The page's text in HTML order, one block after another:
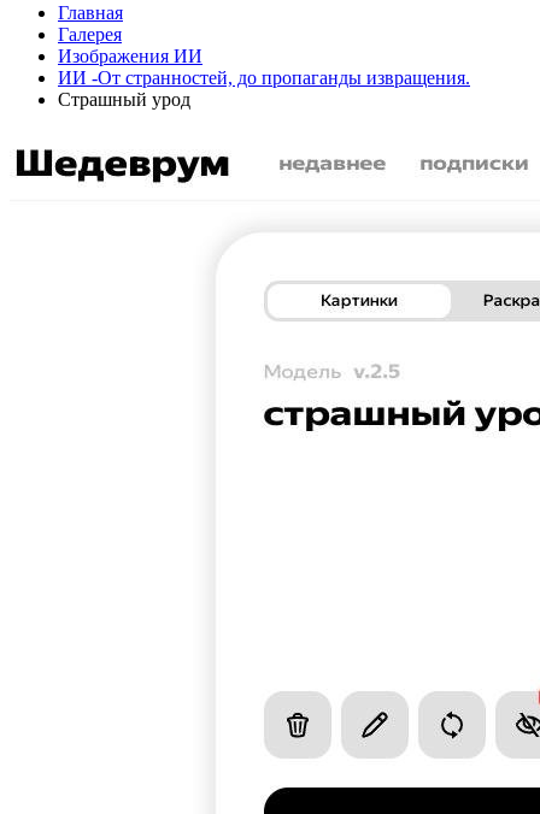
Главная
Галерея
Изображения ИИ
ИИ -От странностей, до пропаганды извращения.
Страшный урод